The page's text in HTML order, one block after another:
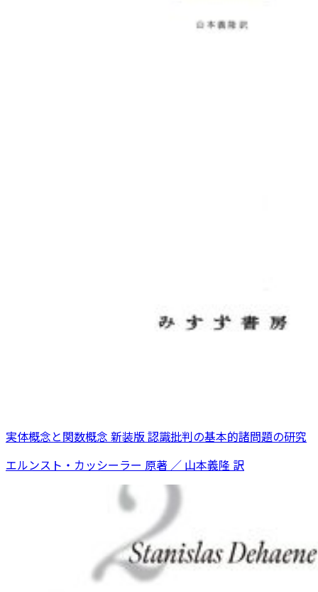
実体概念と関数概念 新装版 認識批判の基本的諸問題の研究
エルンスト・カッシーラー 原著 ／ 山本義隆 訳